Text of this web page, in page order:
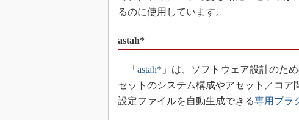
るのに使用しています。
astah*
「 astah* 」は、ソフトウェア設計のた
セットのシステム構成やアセット／コ
設定ファイルを自動生成できる専用プラ